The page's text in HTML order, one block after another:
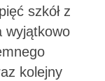
szkół z
wyjątkowo
kolejny